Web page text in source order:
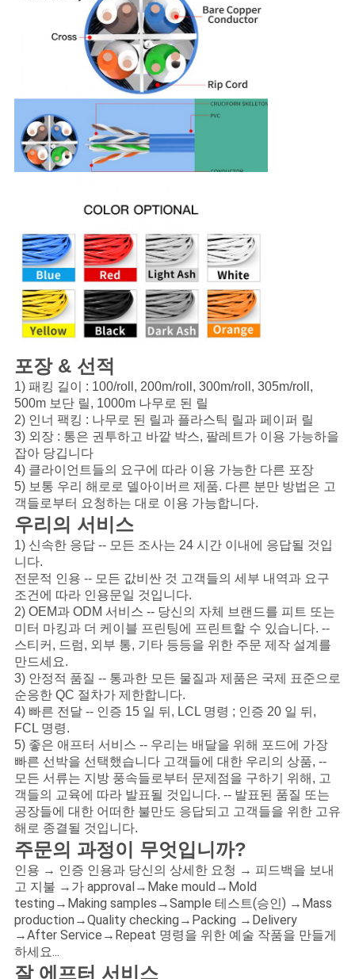
포장 & 선적
1) 패킹 길이 : 100/roll, 200m/roll, 300m/roll, 305m/roll,
500m 보단 릴, 1000m 나무로 된 릴
2) 인너 팩킹 : 나무로 된 릴과 플라스틱 릴과 페이퍼 릴
3) 외장 : 통은 권투하고 바깥 박스, 팔레트가 이용 가능하을
잡아 당깁니다
4) 클라이언트들의 요구에 따라 이용 가능한 다른 포장
5) 보통 우리 해로로 델아이버르 제품. 다른 분만 방법은 고
객들로부터 요청하는 대로 이용 가능합니다.
우리의 서비스
1) 신속한 응답 -- 모든 조사는 24 시간 이내에 응답될 것입
니다.
전문적 인용 -- 모든 값비싼 것 고객들의 세부 내역과 요구
조건에 따라 인용문일 것입니다.
2) OEM과 ODM 서비스 -- 당신의 자체 브랜드를 피트 또는
미터 마킹과 더 케이블 프린팅에 프린트할 수 있습니다. --
스티커, 드럼, 외부 통, 기타 등등을 위한 주문 제작 설계를
만드세요.
3) 안정적 품질 -- 통과한 모든 물질과 제품은 국제 표준으로
순응한 QC 절차가 제한합니다.
4) 빠른 전달 -- 인증 15 일 뒤, LCL 명령 ; 인증 20 일 뒤,
FCL 명령.
5) 좋은 애프터 서비스 -- 우리는 배달을 위해 포드에 가장
빠른 선박을 선택했습니다 고객들에 대한 우리의 상품, --
모든 서류는 지방 풍속들로부터 문제점을 구하기 위해, 고
객들의 교육에 따라 발표될 것입니다. -- 발표된 품질 또는
공장들에 대한 어떠한 불만도 응답되고 고객들을 위한 고유
해로 종결될 것입니다.
주문의 과정이 무엇입니까?
인용 → 인증 인용과 당신의 상세한 요청 → 피드백을 보내
고 지불 →가 approval→Make mould→Mold
testing→Making samples→Sample 테스트(승인) →Mass
production→Quality checking→Packing →Delivery
→After Service→Repeat 명령을 위한 예술 작품을 만들게
하세요...
잘 에프터 서비스